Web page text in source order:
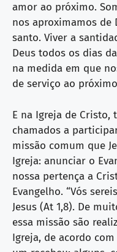
amor ao próximo.
nos aproximamos de
santo. Viver a
Deus todos os dias
na medida em que
de serviço ao
E na Igreja de Cristo,
chamados a
missão comum que
Igreja: anunciar o
nossa pertença a
Evangelho. “Vós
Jesus (At 1,8). De
essa missão são
Igreja, de acordo